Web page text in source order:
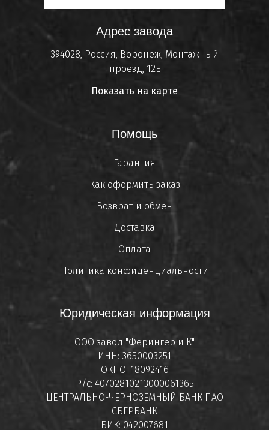
Адрес завода
394028, Россия, Воронеж, Монтажный
проезд, 12Е
Показать на карте
Помощь
Гарантия
Как оформить заказ
Возврат и обмен
Доставка
Оплата
Политика конфиденциальности
Юридическая информация
ООО завод "Ферингер и К"
ИНН: 3650003251
ОКПО: 18092416
Р/с: 40702810213000061365
ЦЕНТРАЛЬНО-ЧЕРНОЗЕМНЫЙ БАНК ПАО
СБЕРБАНК
БИК: 042007681